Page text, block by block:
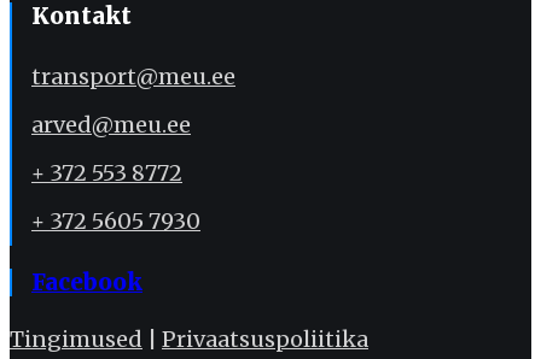
Kontakt
transport@meu.ee
arved@meu.ee
+ 372 553 8772
+ 372 5605 7930
Facebook
Tingimused | Privaatsuspoliitika